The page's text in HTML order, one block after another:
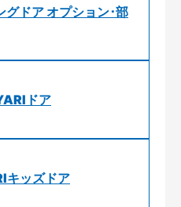
ドア オプション･部
ドア
キッズドア